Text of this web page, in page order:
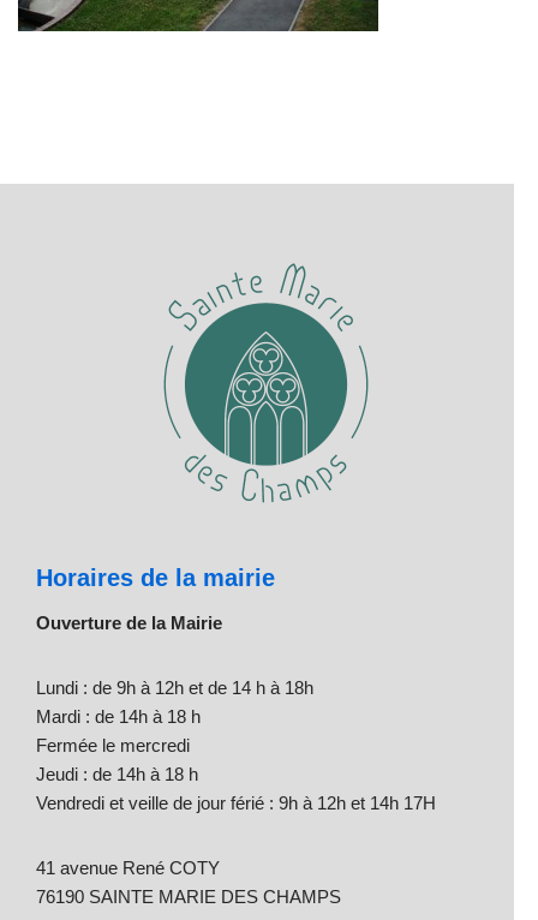
Horaires de la mairie
Ouverture de la Mairie
Lundi : de 9h à 12h et de 14 h à 18h
Mardi : de 14h à 18 h
Fermée le mercredi
Jeudi : de 14h à 18 h
Vendredi et veille de jour férié : 9h à 12h et 14h 17H
41 avenue René COTY
76190 SAINTE MARIE DES CHAMPS